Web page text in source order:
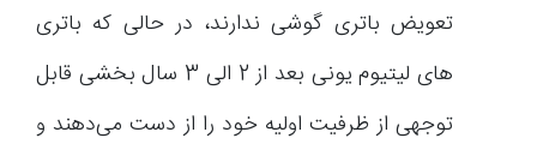
تعویض باتری گوشی ندارند، در حالی که باتری
های لیتیوم یونی بعد از 2 الی 3 سال بخشی قابل
توجهی از ظرفیت اولیه خود را از دست می‌دهند و